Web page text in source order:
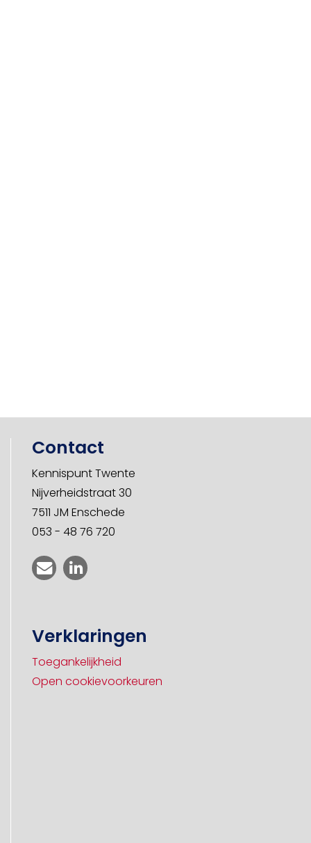
Contact
Kennispunt Twente
Nijverheidstraat 30
7511 JM Enschede
053 - 48 76 720
Verklaringen
Toegankelijkheid
Open cookievoorkeuren